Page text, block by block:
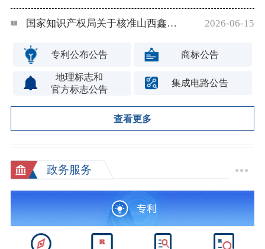
国家知识产权局关于核准山西鑫顺源农业科技发展股份有限公司等585家企业使用地理标志专用标志的公告（第680号） 2026-06-15
专利公布公告 商标公告
地理标志和
官方标志公告
集成电路公告
查看更多
政务服务